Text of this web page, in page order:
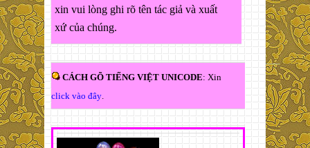
xin vui lòng ghi rõ tên tác giả và xuất
xứ của chúng.
CÁCH GÕ TIẾNG VIỆT UNICODE: Xin
click vào đây.